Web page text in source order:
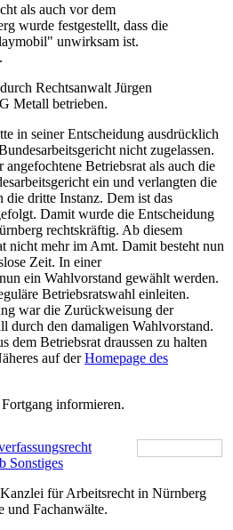
als auch vor dem
wurde festgestellt, dass die
unwirksam ist.
.
Rechtsanwalt Jürgen
Metall betrieben.
in seiner Entscheidung ausdrücklich
nicht zugelassen.
Betriebsrat als auch die
ein und verlangten die
die dritte Instanz. Dem ist das
Damit wurde die Entscheidung
rechtskräftig. Ab diesem
nicht mehr im Amt. Damit besteht nun
Zeit. In einer
ein Wahlvorstand gewählt werden.
Betriebsratswahl einleiten.
war die Zurückweisung der
durch den damaligen Wahlvorstand.
dem Betriebsrat draussen zu halten
auf derHomepage des
informieren.
Sonstiges
für Arbeitsrecht in Nürnberg
und Fachanwälte.